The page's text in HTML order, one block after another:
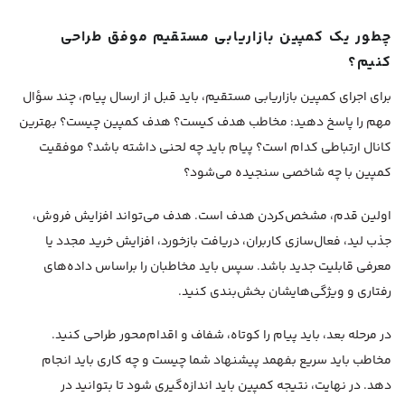
چطور یک کمپین بازاریابی مستقیم موفق طراحی
کنیم؟
برای اجرای کمپین بازاریابی مستقیم، باید قبل از ارسال پیام، چند سؤال
مهم را پاسخ دهید: مخاطب هدف کیست؟ هدف کمپین چیست؟ بهترین
کانال ارتباطی کدام است؟ پیام باید چه لحنی داشته باشد؟ موفقیت
کمپین با چه شاخصی سنجیده می‌شود؟
اولین قدم، مشخص‌کردن هدف است. هدف می‌تواند افزایش فروش،
جذب لید، فعال‌سازی کاربران، دریافت بازخورد، افزایش خرید مجدد یا
معرفی قابلیت جدید باشد. سپس باید مخاطبان را براساس داده‌های
رفتاری و ویژگی‌هایشان بخش‌بندی کنید.
در مرحله بعد، باید پیام را کوتاه، شفاف و اقدام‌محور طراحی کنید.
مخاطب باید سریع بفهمد پیشنهاد شما چیست و چه کاری باید انجام
دهد. در نهایت، نتیجه کمپین باید اندازه‌گیری شود تا بتوانید در